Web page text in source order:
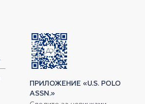
ПРИЛОЖЕНИЕ «U.S. POLO
ASSN.»